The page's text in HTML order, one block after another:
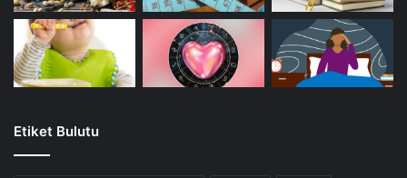
Etiket Bulutu